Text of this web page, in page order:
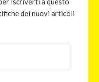
dei nuovi articoli